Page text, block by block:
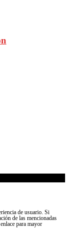
de usuario. Si
de las mencionadas
para mayor